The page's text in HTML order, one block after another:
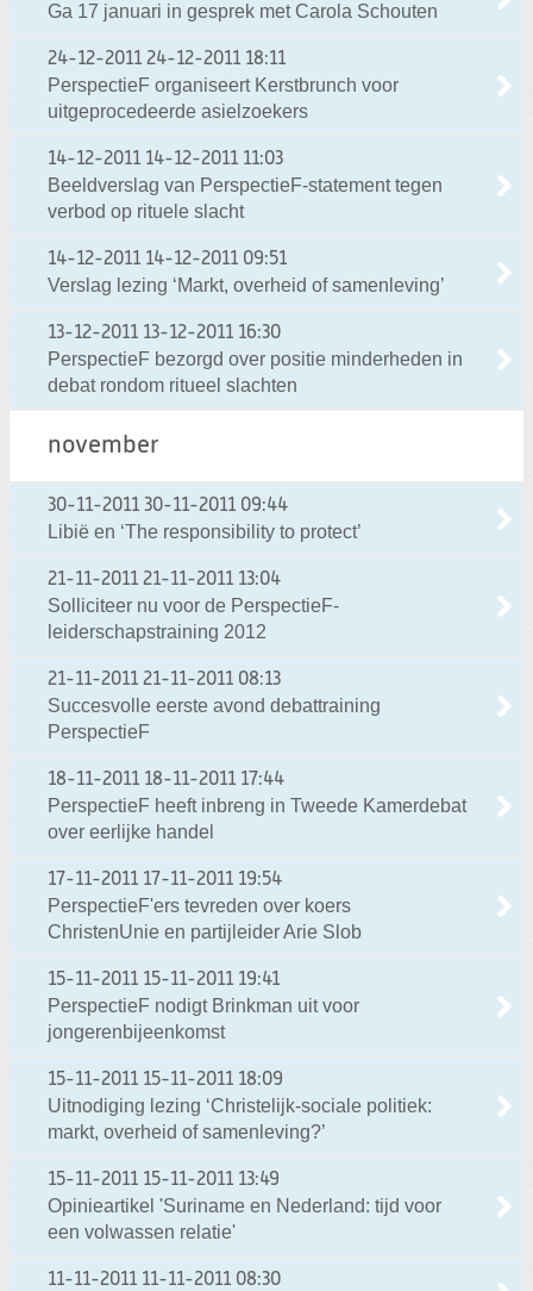
Ga 17 januari in gesprek met Carola Schouten
24-12-2011 24-12-2011 18:11
PerspectieF organiseert Kerstbrunch voor
uitgeprocedeerde asielzoekers
14-12-2011 14-12-2011 11:03
Beeldverslag van PerspectieF-statement tegen
verbod op rituele slacht
14-12-2011 14-12-2011 09:51
Verslag lezing ‘Markt, overheid of samenleving’
13-12-2011 13-12-2011 16:30
PerspectieF bezorgd over positie minderheden in
debat rondom ritueel slachten
november
30-11-2011 30-11-2011 09:44
Libië en ‘The responsibility to protect’
21-11-2011 21-11-2011 13:04
Solliciteer nu voor de PerspectieF-
leiderschapstraining 2012
21-11-2011 21-11-2011 08:13
Succesvolle eerste avond debattraining
PerspectieF
18-11-2011 18-11-2011 17:44
PerspectieF heeft inbreng in Tweede Kamerdebat
over eerlijke handel
17-11-2011 17-11-2011 19:54
PerspectieF'ers tevreden over koers
ChristenUnie en partijleider Arie Slob
15-11-2011 15-11-2011 19:41
PerspectieF nodigt Brinkman uit voor
jongerenbijeenkomst
15-11-2011 15-11-2011 18:09
Uitnodiging lezing ‘Christelijk-sociale politiek:
markt, overheid of samenleving?’
15-11-2011 15-11-2011 13:49
Opinieartikel 'Suriname en Nederland: tijd voor
een volwassen relatie'
11-11-2011 11-11-2011 08:30